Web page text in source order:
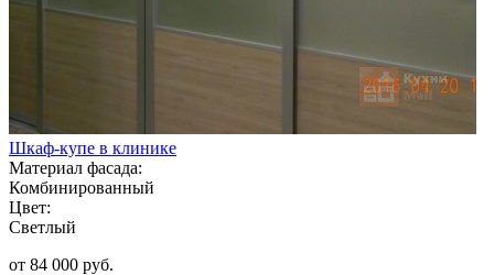
Шкаф-купе в клинике
Материал фасада:
Комбинированный
Цвет:
Светлый
от 84 000 руб.